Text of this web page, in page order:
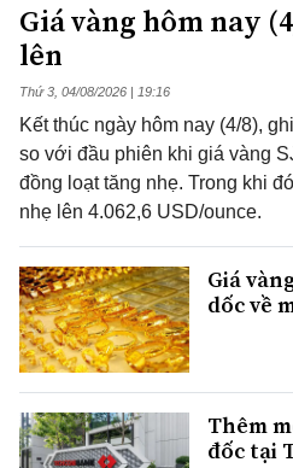
Giá vàng hôm nay
lên
Thứ 3, 04/08/2026 | 19:16
Kết thúc ngày hôm nay (4/8),
so với đầu phiên khi giá vàng
đồng loạt tăng nhẹ. Trong khi
nhẹ lên 4.062,6 USD/ounce.
Giá
dốc về
Thêm
đốc tại